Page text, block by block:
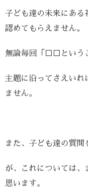
子ども達の未来にある
認めてもらえません。
無論毎回「□□という
主題に沿ってさえいれ
ません。
また、子ども達の質問
が、これについては、
思います。